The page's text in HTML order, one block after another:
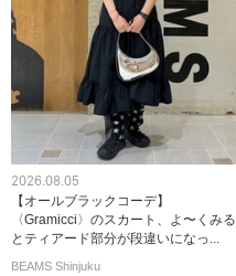
2026.08.05
【オールブラックコーデ】
〈Gramicci〉のスカート、よ〜くみる
とティアード部分が段違いになっ...
BEAMS Shinjuku